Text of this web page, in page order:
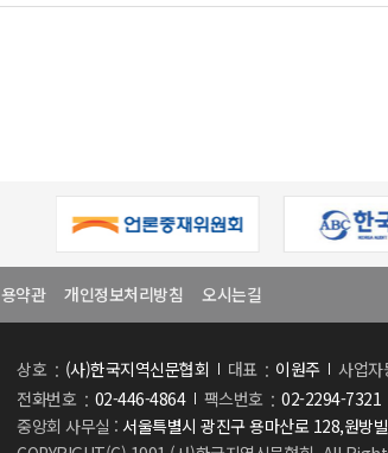
약관 개인정보처리방침 오시는길
상호 (사)한국지역신문협회 대표 이원주 사업자
전화번호
02-446-4864 팩스번호 02-2294-7321
중앙회 사무실 : 서울특별시 광진구 용마산로 128,원방